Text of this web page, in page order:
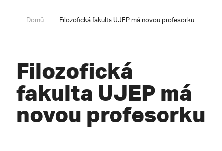
Domů Filozofická fakulta UJEP má novou profesorku
Filozofická
fakulta UJEP má
novou profesorku